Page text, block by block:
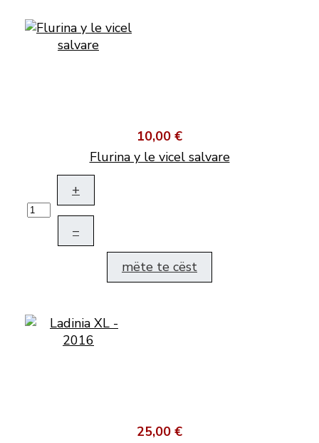
10,00 €
Flurina y le vicel salvare
+
–
mëte te cëst
25,00 €